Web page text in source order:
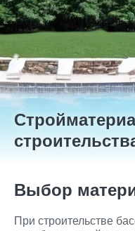
Выбор
При строительстве